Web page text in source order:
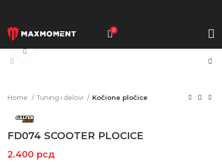
0
Home Tuning i delovi Kočione pločice
FD074 SCOOTER PLOCICE
2.400 рсд